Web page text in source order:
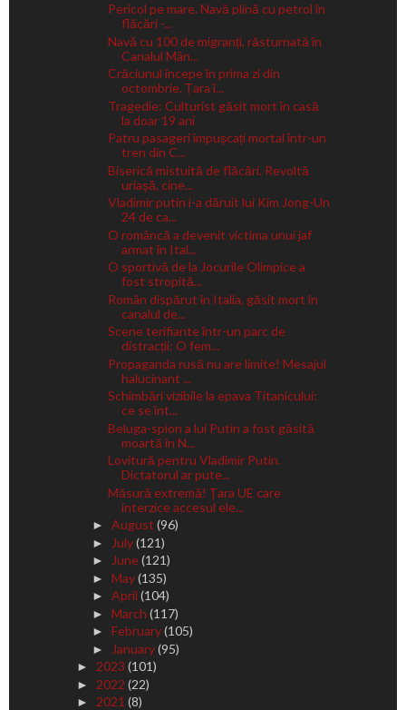
Pericol pe mare. Navă plină cu petrol în
flăcări -...
Navă cu 100 de migranți, răsturnată în
Canalul Mân...
Crăciunul începe în prima zi din
octombrie. Țara î...
Tragedie: Culturist găsit mort în casă
la doar 19 ani
Patru pasageri împușcați mortal într-un
tren din C...
Biserică mistuită de flăcări. Revoltă
uriașă, cine...
Vladimir putin i-a dăruit lui Kim Jong-Un
24 de ca...
O româncă a devenit victima unui jaf
armat în Ital...
O sportivă de la Jocurile Olimpice a
fost stropită...
Român dispărut în Italia, găsit mort în
canalul de...
Scene terifiante într-un parc de
distracții: O fem...
Propaganda rusă nu are limite! Mesajul
halucinant ...
Schimbări vizibile la epava Titanicului:
ce se înt...
Beluga-spion a lui Putin a fost găsită
moartă în N...
Lovitură pentru Vladimir Putin.
Dictatorul ar pute...
Măsură extremă! Țara UE care
interzice accesul ele...
► August (96)
► July(121)
► June(121)
► May(135)
► April (104)
► March (117)
► February(105)
► January(95)
► 2023 (101)
► 2022 (22)
► 2021 (8)